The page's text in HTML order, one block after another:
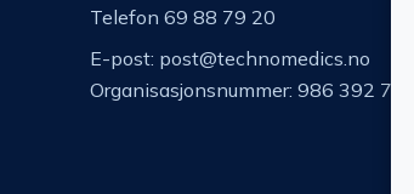
Telefon 69 88 79 20
E-post: post@technomedics.no
Organisasjonsnummer: 986 392 742